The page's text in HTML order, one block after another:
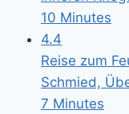
10 Minutes
4.4
Reise zum
Schmied,
7 Minutes